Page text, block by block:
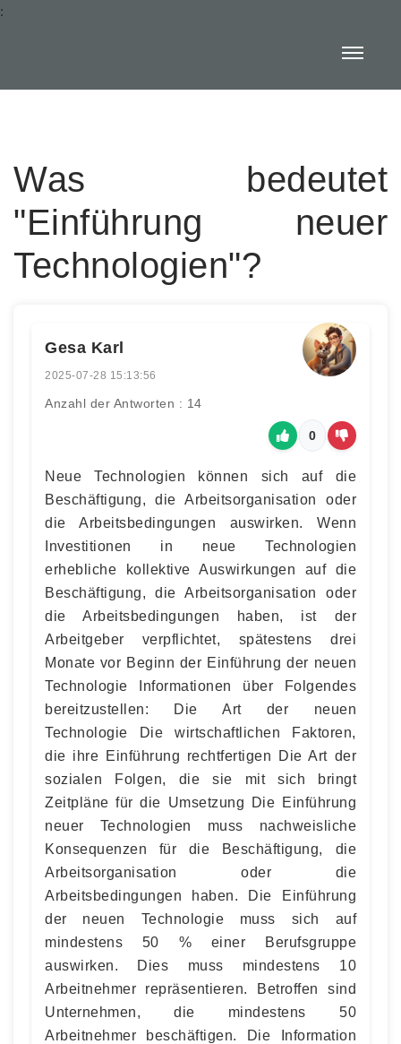
:
Was bedeutet
"Einführung neuer
Technologien"?
Gesa Karl
2025-07-28 15:13:56
Anzahl der Antworten : 14
0
Neue Technologien können sich auf die
Beschäftigung, die Arbeitsorganisation oder
die Arbeitsbedingungen auswirken. Wenn
Investitionen in neue Technologien
erhebliche kollektive Auswirkungen auf die
Beschäftigung, die Arbeitsorganisation oder
die Arbeitsbedingungen haben, ist der
Arbeitgeber verpflichtet, spätestens drei
Monate vor Beginn der Einführung der neuen
Technologie Informationen über Folgendes
bereitzustellen: Die Art der neuen
Technologie Die wirtschaftlichen Faktoren,
die ihre Einführung rechtfertigen Die Art der
sozialen Folgen, die sie mit sich bringt
Zeitpläne für die Umsetzung Die Einführung
neuer Technologien muss nachweisliche
Konsequenzen für die Beschäftigung, die
Arbeitsorganisation oder die
Arbeitsbedingungen haben. Die Einführung
der neuen Technologie muss sich auf
mindestens 50 % einer Berufsgruppe
auswirken. Dies muss mindestens 10
Arbeitnehmer repräsentieren. Betroffen sind
Unternehmen, die mindestens 50
Arbeitnehmer beschäftigen. Die Information